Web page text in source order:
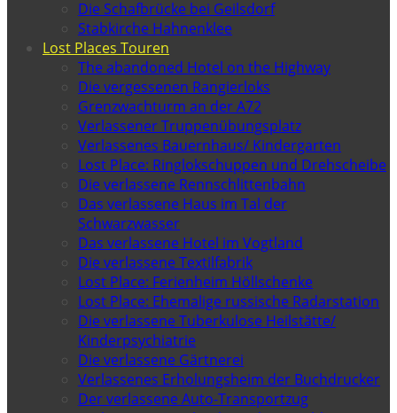
Die Schafbrücke bei Geilsdorf
Stabkirche Hahnenklee
Lost Places Touren
The abandoned Hotel on the Highway
Die vergessenen Rangierloks
Grenzwachturm an der A72
Verlassener Truppenübungsplatz
Verlassenes Bauernhaus/ Kindergarten
Lost Place: Ringlokschuppen und Drehscheibe
Die verlassene Rennschlittenbahn
Das verlassene Haus im Tal der
Schwarzwasser
Das verlassene Hotel im Vogtland
Die verlassene Textilfabrik
Lost Place: Ferienheim Höllschenke
Lost Place: Ehemalige russische Radarstation
Die verlassene Tuberkulose Heilstätte/
Kinderpsychiatrie
Die verlassene Gärtnerei
Verlassenes Erholungsheim der Buchdrucker
Der verlassene Auto-Transportzug